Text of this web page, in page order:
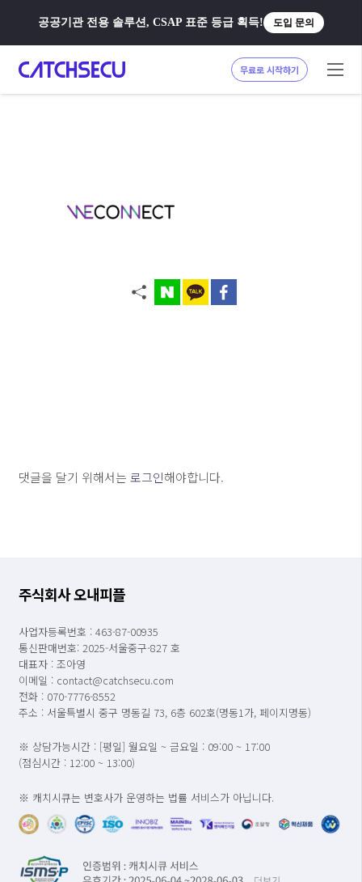
공공기관 전용 솔루션, CSAP 표준 등급 획득! 도입 문의
무료로 시작하기
댓글을 달기 위해서는 로그인해야합니다.
주식회사 오내피플
사업자등록번호 : 463-87-00935
통신판매번호: 2025-서울중구-827 호
대표자 : 조아영
이메일 : contact@catchsecu.com
전화 : 070-7776-8552
주소 : 서울특별시 중구 명동길 73, 6층 602호(명동1가, 페이지명동)
※ 상담가능시간 : [평일] 월요일 ~ 금요일 : 09:00 ~ 17:00
(점심시간 : 12:00 ~ 13:00)
※ 캐치시큐는 변호사가 운영하는 법률 서비스가 아닙니다.